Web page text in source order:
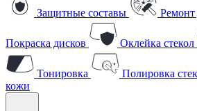
Защитные составы Ремонт
Покраска дисков Оклейка стекол
Тонировка Полировка
кожи